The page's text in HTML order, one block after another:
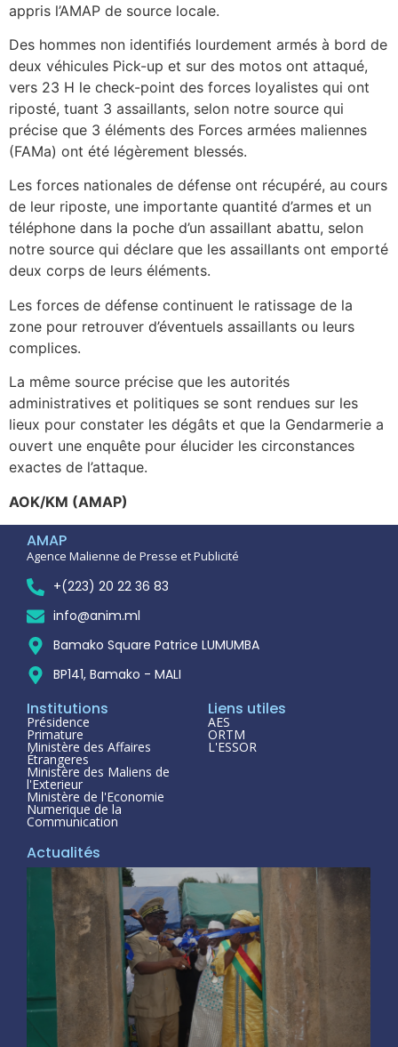
appris l’AMAP de source locale.
Des hommes non identifiés lourdement armés à bord de
deux véhicules Pick-up et sur des motos ont attaqué,
vers 23 H le check-point des forces loyalistes qui ont
riposté, tuant 3 assaillants, selon notre source qui
précise que 3 éléments des Forces armées maliennes
(FAMa) ont été légèrement blessés.
Les forces nationales de défense ont récupéré, au cours
de leur riposte, une importante quantité d’armes et un
téléphone dans la poche d’un assaillant abattu, selon
notre source qui déclare que les assaillants ont emporté
deux corps de leurs éléments.
Les forces de défense continuent le ratissage de la
zone pour retrouver d’éventuels assaillants ou leurs
complices.
La même source précise que les autorités
administratives et politiques se sont rendues sur les
lieux pour constater les dégâts et que la Gendarmerie a
ouvert une enquête pour élucider les circonstances
exactes de l’attaque.
AOK/KM (AMAP)
AMAP
Agence Malienne de Presse et Publicité
+(223) 20 22 36 83
info@anim.ml
Bamako Square Patrice LUMUMBA
BP141, Bamako - MALI
Institutions
Présidence
Primature
Ministère des Affaires
Étrangeres
Ministère des Maliens de
l'Exterieur
Ministère de l'Economie
Numerique de la
Communication
Liens utiles
AES
ORTM
L'ESSOR
Actualités